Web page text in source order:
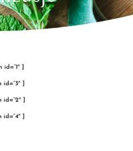
id=”1″ ]
id=”3″ ]
id=”2″ ]
id=”4″ ]